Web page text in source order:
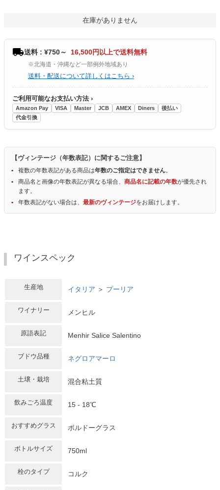
在庫がありません
送料 : ¥750～ 16,500円以上で送料無料
※北海道・沖縄など一部例外地域あり
送料・配送について詳しくはこちら ›
ご利用可能なお支払い方法 ›
Amazon Pay VISA Master JCB AMEX Diners
後払い
代金引換
【ヴィンテージ（年数表記）に関するご注意】
複数の年数表記がある商品は年数のご指定はできません。
商品名と画像の年数表記が異なる場合、 商品名に記載の年数が優先され
ます。
年数表記がない場合は、 最新のヴィンテージをお届けします。
ワインスペック
生産地 イタリア ＞ プーリア
ワイナリー メンヒル
原語表記 Menhir Salice Salentino
ブドウ品種 ネグロアマーロ
土壌・栽培 混合粘土質
飲みごろ温度 15 - 18℃
おすすめグラス ボルドーグラス
ボトルサイズ 750ml
栓のタイプ コルク